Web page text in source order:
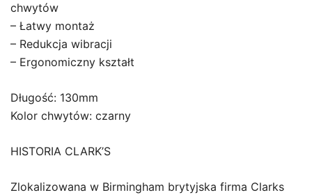
chwytów
– Łatwy montaż
– Redukcja wibracji
– Ergonomiczny kształt
Długość: 130mm
Kolor chwytów: czarny
HISTORIA CLARK’S
Zlokalizowana w Birmingham brytyjska firma Clarks